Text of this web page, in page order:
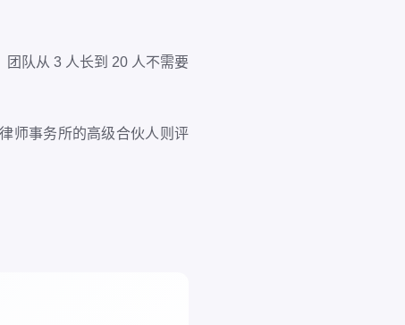
队从 3 人长到 20 人不需要
师事务所的高级合伙人则评